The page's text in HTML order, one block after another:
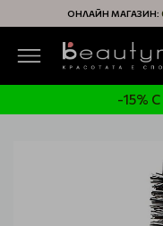
ОНЛАЙН МАГАЗИН:
-15%